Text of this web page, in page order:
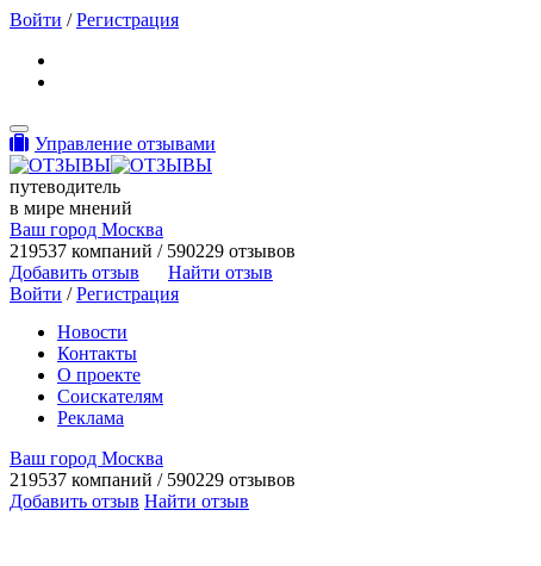
Войти /Регистрация
Toggle navigation
Управление отзывами
путеводитель
в мире мнений
Ваш город Москва
219537 компаний / 590229 отзывов
Добавить отзыв
Найти отзыв
Войти /Регистрация
Новости
Контакты
О проекте
Соискателям
Реклама
Ваш город Москва
219537 компаний / 590229 отзывов
Добавить отзыв Найти отзыв